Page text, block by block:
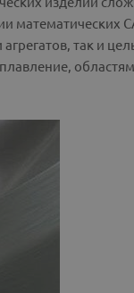
математических
так и